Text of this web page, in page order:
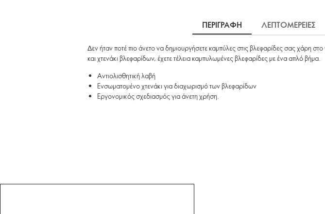
ΠΕΡΙΓΡΑΦΗ ΛΕΠΤΟΜΕΡΕΙΕΣ
Δεν ήταν ποτέ πιο άνετο να δημιουργήσετε καμπύλες στις βλεφαρίδες σας χάρη
και χτενάκι βλεφαρίδων, έχετε τέλεια καμπυλωμένες βλεφαρίδες με ένα απλό βήμα.
Αντιολισθητική λαβή
Ενσωματομένο χτενάκι για διαχωρισμό των βλεφαρίδων
Εργονομικός σχεδιασμός για άνετη χρήση.